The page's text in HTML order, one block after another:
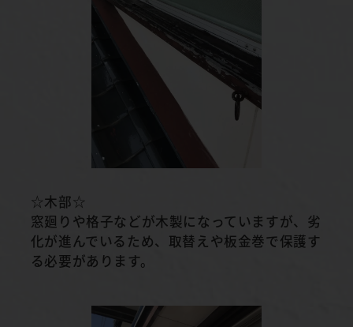
☆木部☆
窓廻りや格子などが木製になっていますが、劣
化が進んでいるため、取替えや板金巻で保護す
る必要があります。